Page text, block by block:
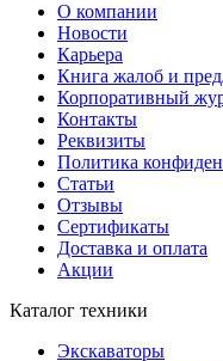
О компании
Новости
Карьера
Книга жалоб и
Корпоративный
Контакты
Реквизиты
Политика
Статьи
Отзывы
Сертификаты
Доставка и оплата
Акции
Каталог техники
Экскаваторы